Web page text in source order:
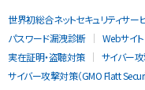
世界初総合ネットセキュリティサー
パスワード漏洩診断
Webサイ
実在証明・盗聴対策
サイバー攻
サイバー攻撃対策（GMO Flatt